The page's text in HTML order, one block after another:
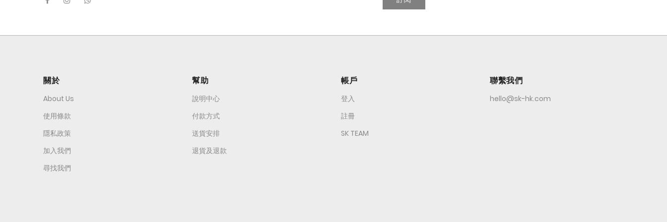
關於
About Us
使用條款
隱私政策
加入我們
尋找我們
幫助
說明中心
付款方式
送貨安排
退貨及退款
帳戶
登入
註冊
SK TEAM
聯繫我們
hello@sk-hk.com